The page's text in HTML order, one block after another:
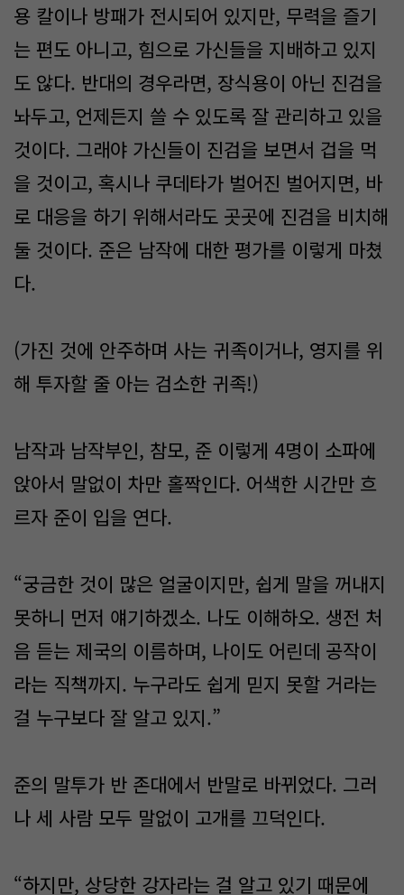
용 칼이나 방패가 전시되어 있지만, 무력을 즐기
는 편도 아니고, 힘으로 가신들을 지배하고 있지
도 않다. 반대의 경우라면, 장식용이 아닌 진검을
놔두고, 언제든지 쓸 수 있도록 잘 관리하고 있을
것이다. 그래야 가신들이 진검을 보면서 겁을 먹
을 것이고, 혹시나 쿠데타가 벌어진 벌어지면, 바
로 대응을 하기 위해서라도 곳곳에 진검을 비치해
둘 것이다. 준은 남작에 대한 평가를 이렇게 마쳤
다.
(가진 것에 안주하며 사는 귀족이거나, 영지를 위
해 투자할 줄 아는 검소한 귀족!)
남작과 남작부인, 참모, 준 이렇게 4명이 소파에
앉아서 말없이 차만 홀짝인다. 어색한 시간만 흐
르자 준이 입을 연다.
“궁금한 것이 많은 얼굴이지만, 쉽게 말을 꺼내지
못하니 먼저 얘기하겠소. 나도 이해하오. 생전 처
음 듣는 제국의 이름하며, 나이도 어린데 공작이
라는 직책까지. 누구라도 쉽게 믿지 못할 거라는
걸 누구보다 잘 알고 있지.”
준의 말투가 반 존대에서 반말로 바뀌었다. 그러
나 세 사람 모두 말없이 고개를 끄덕인다.
“하지만, 상당한 강자라는 걸 알고 있기 때문에